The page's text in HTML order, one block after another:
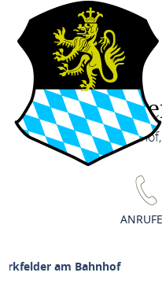
Am
am Bahnhof